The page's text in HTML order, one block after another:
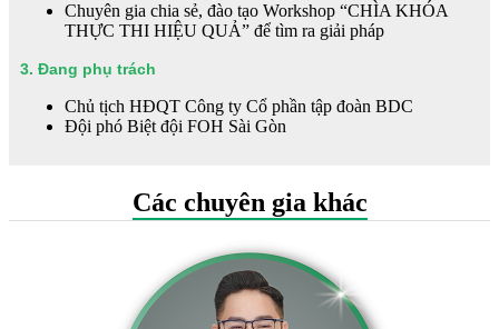
Chuyên gia chia sẻ, đào tạo Workshop “CHÌA KHÓA
THỰC THI HIỆU QUẢ” để tìm ra giải pháp
3. Đang phụ trách
Chủ tịch HĐQT Công ty Cổ phần tập đoàn BDC
Đội phó Biệt đội FOH Sài Gòn
Các chuyên gia khác